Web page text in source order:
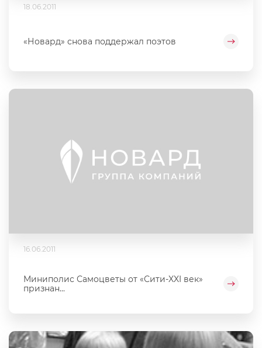
18.06.2011
«Новард» снова поддержал поэтов
16.06.2011
Миниполис Самоцветы от «Сити-XXI век»
признан...